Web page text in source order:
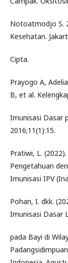
Notoatmodjo S.
Kesehatan.
Cipta.
Prayogo A,
B, et al.
Imunisasi Dasar
2016;11(1):15.
Pratiwi, L.
Pengetahuan
Imunisasi IPV
Pohan, I. dkk.
Imunisasi Dasar
pada Bayi di